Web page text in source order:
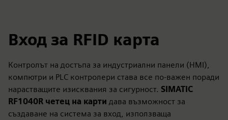
Вход за RFID карта
Контролът на достъпа за индустриални панели (HMI),
компютри и PLC контролери става все по-важен поради
нарастващите изисквания за сигурност. SIMATIC
RF1040R четец на карти дава възможност за
създаване на система за вход, използваща